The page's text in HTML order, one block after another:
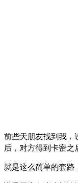
前些天朋友找到我，
后，对方得到卡密之
就是这么简单的套路